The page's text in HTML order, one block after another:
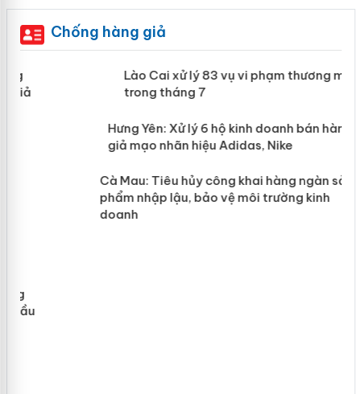
Chống hàng giả
Lào Cai xử lý 83 vụ vi phạm thương
mại trong tháng 7
Hưng Yên: Xử lý 6 hộ kinh doanh bán
hàng giả mạo nhãn hiệu Adidas, Nike